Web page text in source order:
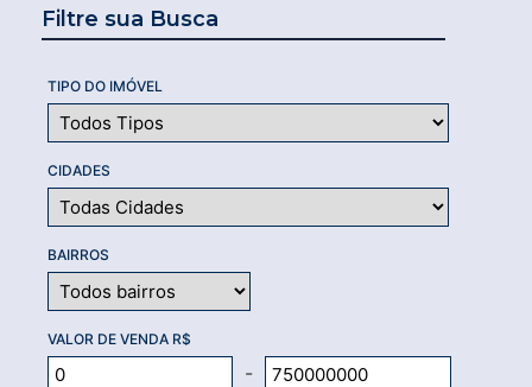
Filtre sua Busca
TIPO DO IMÓVEL
CIDADES
BAIRROS
VALOR DE VENDA R$
-